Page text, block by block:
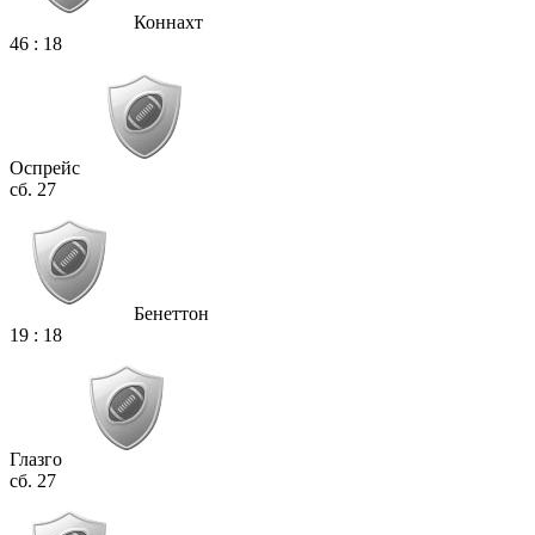
Коннахт
46 : 18
Оспрейс
сб. 27
Бенеттон
19 : 18
Глазго
сб. 27